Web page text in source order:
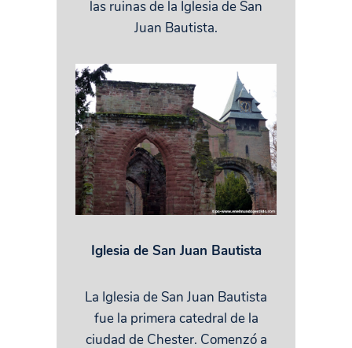
las ruinas de la Iglesia de San
Juan Bautista.
Iglesia de San Juan Bautista
La Iglesia de San Juan Bautista
fue la primera catedral de la
ciudad de Chester. Comenzó a